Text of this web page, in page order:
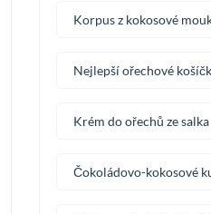
Korpus z kokosové
Nejlepší ořechové
Krém do ořechů ze salka
Čokoládovo-kokosové